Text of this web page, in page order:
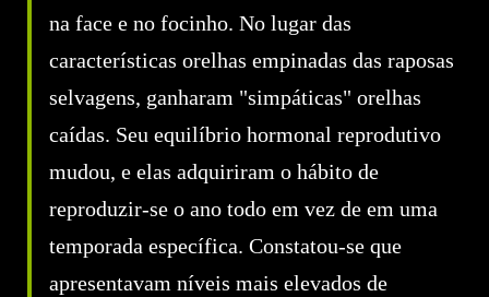
na face e no focinho. No lugar das
características orelhas empinadas das raposas
selvagens, ganharam "simpáticas" orelhas
caídas. Seu equilíbrio hormonal reprodutivo
mudou, e elas adquiriram o hábito de
reproduzir-se o ano todo em vez de em uma
temporada específica. Constatou-se que
apresentavam níveis mais elevados de